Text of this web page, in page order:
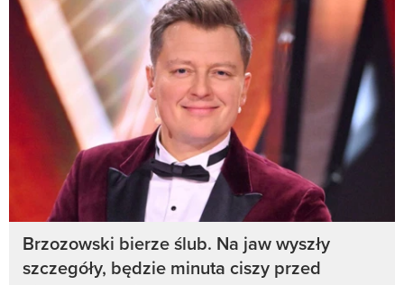
Brzozowski bierze ślub. Na jaw wyszły
szczegóły, będzie minuta ciszy przed